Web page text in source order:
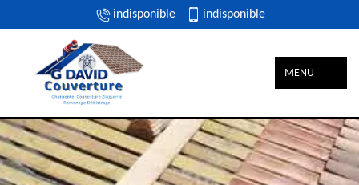
indisponible indisponible
MENU